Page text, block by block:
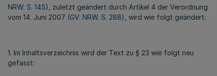
NRW. S. 145), zuletzt geändert durch Artikel 4 der Verordnung
vom 14. Juni 2007 (GV. NRW. S. 288), wird wie folgt geändert:
1. Im Inhaltsverzeichnis wird der Text zu § 23 wie folgt neu
gefasst: